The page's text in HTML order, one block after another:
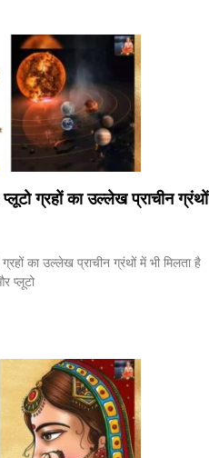
ग्रहों का उल्लेख प्राचीन ग्रंथों
का उल्लेख प्राचीन ग्रंथों में भी मिलता है
प्लूटो